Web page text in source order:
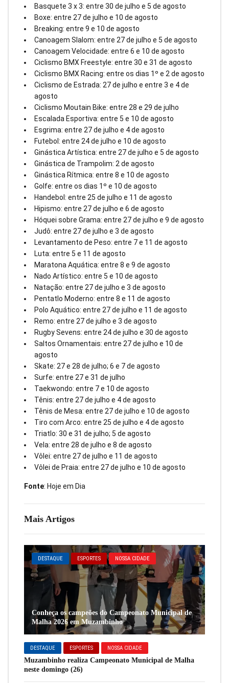
Mais Artigos
DESTAQUE ESPORTES NOSSA CIDADE
Conheça os campeões do Campeonato Municipal de
Malha 2026 em Muzambinho
DESTAQUE ESPORTES NOSSA CIDADE
Muzambinho realiza Campeonato Municipal de Malha
neste domingo (26)
Basquete 3 x 3: entre 30 de julho e 5 de agosto
Boxe: entre 27 de julho e 10 de agosto
Breaking: entre 9 e 10 de agosto
Canoagem Slalom: entre 27 de julho e 5 de agosto
Canoagem Velocidade: entre 6 e 10 de agosto
Ciclismo BMX Freestyle: entre 30 e 31 de agosto
Ciclismo BMX Racing: entre os dias 1º e 2 de agosto
Ciclismo de Estrada: 27 de julho e entre 3 e 4 de
agosto
Ciclismo Moutain Bike: entre 28 e 29 de julho
Escalada Esportiva: entre 5 e 10 de agosto
Esgrima: entre 27 de julho e 4 de agosto
Futebol: entre 24 de julho e 10 de agosto
Ginástica Artística: entre 27 de julho e 5 de agosto
Ginástica de Trampolim: 2 de agosto
Ginástica Rítmica: entre 8 e 10 de agosto
Golfe: entre os dias 1º e 10 de agosto
Handebol: entre 25 de julho e 11 de agosto
Hipismo: entre 27 de julho e 6 de agosto
Hóquei sobre Grama: entre 27 de julho e 9 de agosto
Judô: entre 27 de julho e 3 de agosto
Levantamento de Peso: entre 7 e 11 de agosto
Luta: entre 5 e 11 de agosto
Maratona Aquática: entre 8 e 9 de agosto
Nado Artístico: entre 5 e 10 de agosto
Natação: entre 27 de julho e 3 de agosto
Pentatlo Moderno: entre 8 e 11 de agosto
Polo Aquático: entre 27 de julho e 11 de agosto
Remo: entre 27 de julho e 3 de agosto
Rugby Sevens: entre 24 de julho e 30 de agosto
Saltos Ornamentais: entre 27 de julho e 10 de
agosto
Skate: 27 e 28 de julho; 6 e 7 de agosto
Surfe: entre 27 e 31 de julho
Taekwondo: entre 7 e 10 de agosto
Tênis: entre 27 de julho e 4 de agosto
Tênis de Mesa: entre 27 de julho e 10 de agosto
Tiro com Arco: entre 25 de julho e 4 de agosto
Triatlo: 30 e 31 de julho; 5 de agosto
Vela: entre 28 de julho e 8 de agosto
Vôlei: entre 27 de julho e 11 de agosto
Vôlei de Praia: entre 27 de julho e 10 de agosto
Fonte: Hoje em Dia